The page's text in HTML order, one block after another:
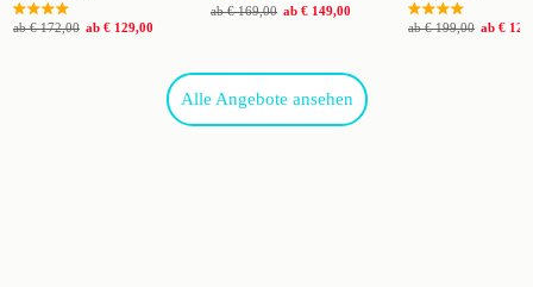
ab € 172,00 ab € 129,00
ab € 169,00 ab € 149,00
ab € 199,00 ab €
Alle Angebote ansehen